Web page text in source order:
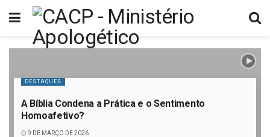
DESTAQUES
A Bíblia Condena a Prática e o Sentimento
Homoafetivo?
9 DE MARÇO DE 2026